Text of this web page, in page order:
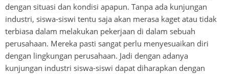
dengan situasi dan kondisi apapun. Tanpa ada kunjungan
industri, siswa-siswi tentu saja akan merasa kaget atau tidak
terbiasa dalam melakukan pekerjaan di dalam sebuah
perusahaan. Mereka pasti sangat perlu menyesuaikan diri
dengan lingkungan perusahaan. Jadi dengan adanya
kunjungan industri siswa-siswi dapat diharapkan dengan